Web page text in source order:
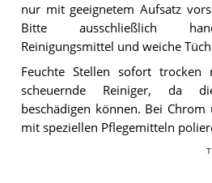
nur mit geeignetem Aufsatz
Bitte ausschließlich
Reinigungsmittel und weiche
Feuchte Stellen sofort trocken
scheuernde Reiniger, da
beschädigen können. Bei
mit speziellen Pflegemitteln